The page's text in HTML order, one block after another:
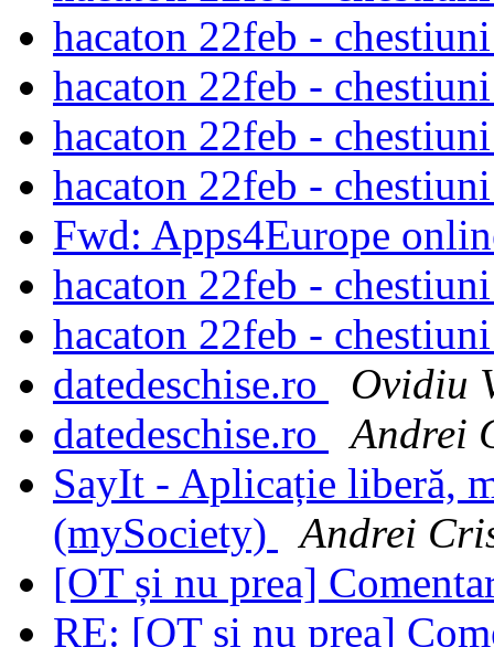
hacaton 22feb -
hacaton 22feb -
hacaton 22feb -
hacaton 22feb -
Fwd: Apps4Europe
hacaton 22feb -
hacaton 22feb -
datedeschise.ro
Ovidiu
datedeschise.ro
Andrei
SayIt - Aplicație liberă,
(mySociety)
Andrei
[OT și nu prea]
RE: [OT și nu prea]